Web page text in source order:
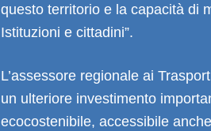
questo territorio e la capacità di
Istituzioni e cittadini”.
L’assessore regionale ai
un ulteriore investimento
ecocostenibile, accessibile